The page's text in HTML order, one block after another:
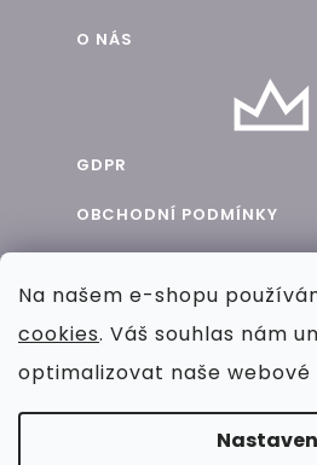
Na našem e-shopu
cookies. Váš souhlas nám
optimalizovat naše webové
í
O NÁS
GDPR
OBCHODNÍ PODMÍNKY
KONTAKT
VYTVOŘIL